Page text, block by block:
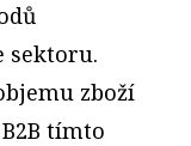
sektoru.
zboží
tímto